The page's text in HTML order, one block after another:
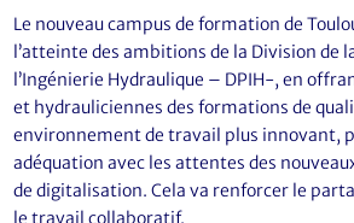
Le nouveau campus de formation de
l’atteinte des ambitions de la Division de
l’Ingénierie Hydraulique – DPIH-, en
et hydrauliciennes des formations de
environnement de travail plus innovant,
adéquation avec les attentes des
de digitalisation. Cela va renforcer le
le travail collaboratif.